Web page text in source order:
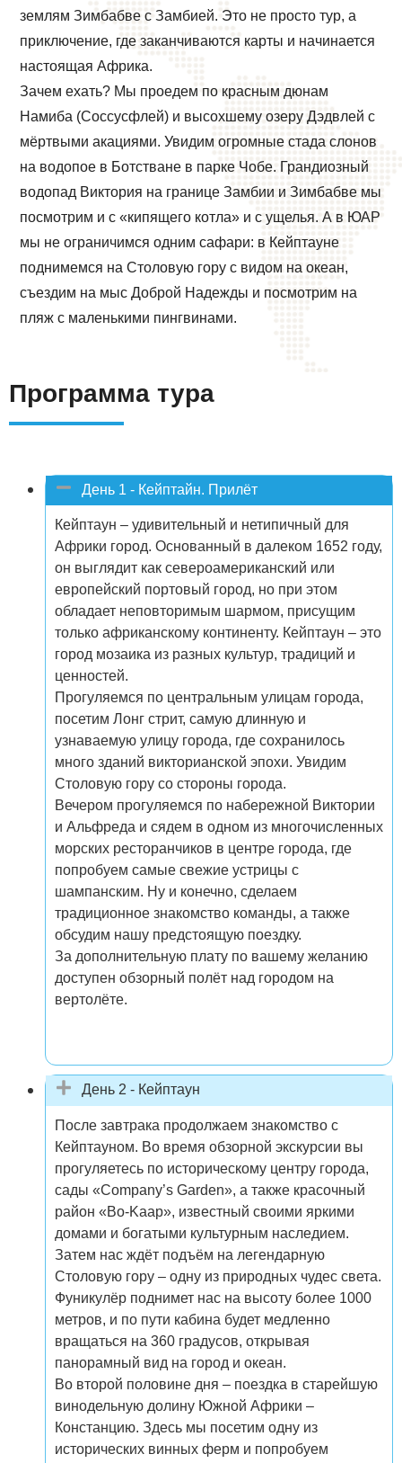
землям Зимбабве с Замбией. Это не просто тур, а
приключение, где заканчиваются карты и начинается
настоящая Африка.
Зачем ехать? Мы проедем по красным дюнам
Намиба (Соссусфлей) и высохшему озеру Дэдвлей с
мёртвыми акациями. Увидим огромные стада слонов
на водопое в Ботстване в парке Чобе. Грандиозный
водопад Виктория на границе Замбии и Зимбабве мы
посмотрим и с «кипящего котла» и с ущелья. А в ЮАР
мы не ограничимся одним сафари: в Кейптауне
поднимемся на Столовую гору с видом на океан,
съездим на мыс Доброй Надежды и посмотрим на
пляж с маленькими пингвинами.
Программа тура
День 1 - Кейптайн. Прилёт
Кейптаун – удивительный и нетипичный для
Африки город. Основанный в далеком 1652 году,
он выглядит как североамериканский или
европейский портовый город, но при этом
обладает неповторимым шармом, присущим
только африканскому континенту. Кейптаун – это
город мозаика из разных культур, традиций и
ценностей.
Прогуляемся по центральным улицам города,
посетим Лонг стрит, самую длинную и
узнаваемую улицу города, где сохранилось
много зданий викторианской эпохи. Увидим
Столовую гору со стороны города.
Вечером прогуляемся по набережной Виктории
и Альфреда и сядем в одном из многочисленных
морских ресторанчиков в центре города, где
попробуем самые свежие устрицы с
шампанским. Ну и конечно, сделаем
традиционное знакомство команды, а также
обсудим нашу предстоящую поездку.
За дополнительную плату по вашему желанию
доступен обзорный полёт над городом на
вертолёте.
День 2 - Кейптаун
После завтрака продолжаем знакомство с
Кейптауном. Во время обзорной экскурсии вы
прогуляетесь по историческому центру города,
сады «Company’s Garden», а также красочный
район «Bo-Kaap», известный своими яркими
домами и богатыми культурным наследием.
Затем нас ждёт подъём на легендарную
Столовую гору – одну из природных чудес света.
Фуникулёр поднимет нас на высоту более 1000
метров, и по пути кабина будет медленно
вращаться на 360 градусов, открывая
панорамный вид на город и океан.
Во второй половине дня – поездка в старейшую
винодельную долину Южной Африки –
Констанцию. Здесь мы посетим одну из
исторических винных ферм и попробуем